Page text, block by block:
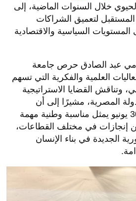
خلال السنوات الماضية، إلى
لتعميق الشراكات
المستويات السياسية والاقتصادية
عبد الصادق حرص جامعة
العلمية والفكرية التي تسهم
وتناقش القضايا الاستراتيجية
المصرية، مشيرًا إلى أن
الاحتفال بذكرى ثورة 30 يونيو يمثل مناسبة وطنية مهمة
إنجازات في مختلف القطاعات،
الجديدة في بناء الإنسان